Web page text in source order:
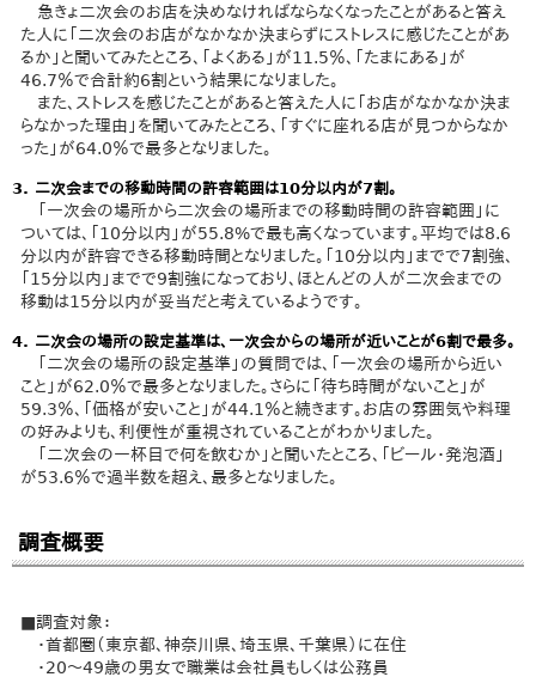
急きょ二次会のお店を決めなければならなくなったことがあると答え
た人に「二次会のお店がなかなか決まらずにストレスに感じたことがあ
るか」と聞いてみたところ、「よくある」が11.5％、「たまにある」が
46.7％で合計約6割という結果になりました。
また、ストレスを感じたことがあると答えた人に「お店がなかなか決ま
らなかった理由」を聞いてみたところ、「すぐに座れる店が見つからなか
った」が64.0％で最多となりました。
3. 二次会までの移動時間の許容範囲は10分以内が7割。
「一次会の場所から二次会の場所までの移動時間の許容範囲」に
ついては、「10分以内」が55.8%で最も高くなっています。平均では8.6
分以内が許容できる移動時間となりました。「10分以内」までで7割強、
「15分以内」までで9割強になっており、ほとんどの人が二次会までの
移動は15分以内が妥当だと考えているようです。
4. 二次会の場所の設定基準は、一次会からの場所が近いことが6割で最多。
「二次会の場所の設定基準」の質問では、「一次会の場所から近い
こと」が62.0％で最多となりました。さらに「待ち時間がないこと」が
59.3％、「価格が安いこと」が44.1％と続きます。お店の雰囲気や料理
の好みよりも、利便性が重視されていることがわかりました。
「二次会の一杯目で何を飲むか」と聞いたところ、「ビール・発泡酒」
が53.6％で過半数を超え、最多となりました。
調査概要
■調査対象：
・首都圏（東京都、神奈川県、埼玉県、千葉県）に在住
・20～49歳の男女で職業は会社員もしくは公務員